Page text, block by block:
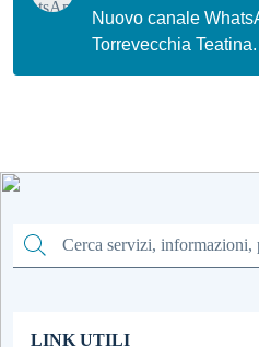
Nuovo canale
Torrevecchia Teatina.
Cerca
LINK UTILI